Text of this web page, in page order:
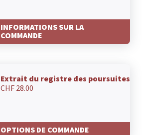
INFORMATIONS SUR LA
COMMANDE
Extrait du registre des poursuites
CHF 28.00
OPTIONS DE COMMANDE